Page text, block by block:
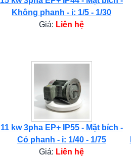
Không phanh - i: 1/5 - 1/30
Giá: Liên hệ
11 kw 3pha EP+ IP55 - Mặt bích -
Có phanh - i: 1/40 - 1/75
Giá: Liên hệ